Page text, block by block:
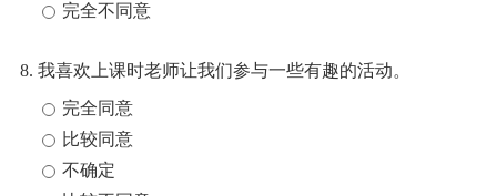
完全不同意
8. 我喜欢上课时老师让我们参与一些有趣的活动。
完全同意
比较同意
不确定